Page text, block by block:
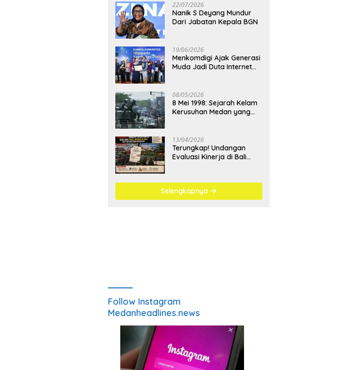
22/07/2026
Nanik S Deyang Mundur
Dari Jabatan Kepala BGN
19/06/2026
Menkomdigi Ajak Generasi
Muda Jadi Duta Internet
08/05/2026
8 Mei 1998: Sejarah Kelam
Kerusuhan Medan yang
13/04/2026
Terungkap! Undangan
Evaluasi Kinerja di Bali
Mengular
Selengkapnya
Follow Instagram
Medanheadlines.news